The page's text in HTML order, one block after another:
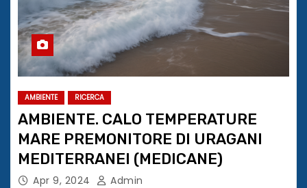
AMBIENTE RICERCA
AMBIENTE. CALO TEMPERATURE
MARE PREMONITORE DI URAGANI
MEDITERRANEI (MEDICANE)
Apr 9, 2024 Admin